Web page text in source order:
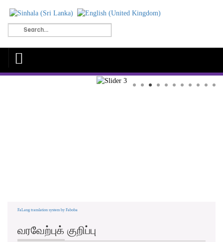
FaLang translation system by Faboba
வரவேற்புக் குறிப்பு